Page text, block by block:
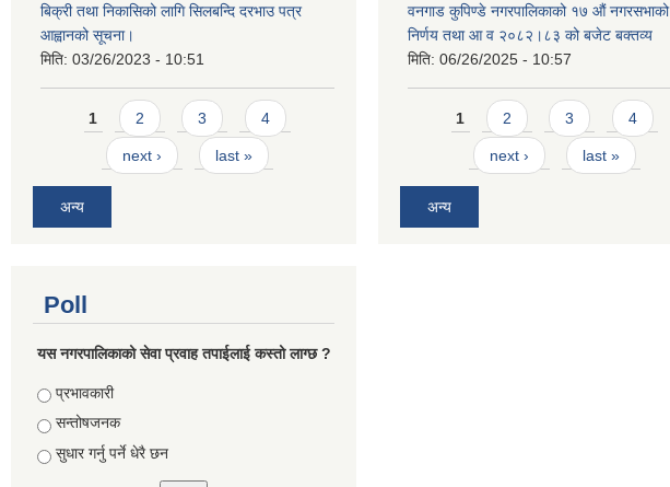
बिक्री तथा निकासिको लागि सिलबन्दि दरभाउ पत्र
आह्वानको सूचना।
मिति: 03/26/2023 - 10:51
Pages
1 2 3 4
next › last »
अन्य
वनगाड कुपिण्डे नगरपालिकाको १७ ‍औं नगरसभाको
निर्णय तथा आ व २०८२।८३ को बजेट बक्तव्य
मिति: 06/26/2025 - 10:57
Pages
1 2 3 4
next › last »
अन्य
Poll
यस नगरपालिकाको सेवा प्रवाह तपाईलाई कस्तो लाग्छ ?
Choices
प्रभावकारी
सन्तोषजनक
सुधार गर्नु पर्ने धेरै छन